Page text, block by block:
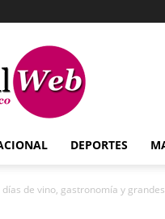
Central
Web
DEPORTES
de vino, gastronomía y